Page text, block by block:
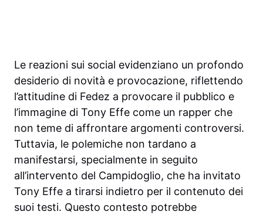
Le reazioni sui social evidenziano un profondo
desiderio di novità e provocazione, riflettendo
l’attitudine di Fedez a provocare il pubblico e
l’immagine di Tony Effe come un rapper che
non teme di affrontare argomenti controversi.
Tuttavia, le polemiche non tardano a
manifestarsi, specialmente in seguito
all’intervento del Campidoglio, che ha invitato
Tony Effe a tirarsi indietro per il contenuto dei
suoi testi. Questo contesto potrebbe